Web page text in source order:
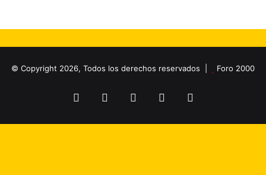
© Copyright 2026, Todos los derechos reservados | Foro 2000
Facebook Flickr YouTube